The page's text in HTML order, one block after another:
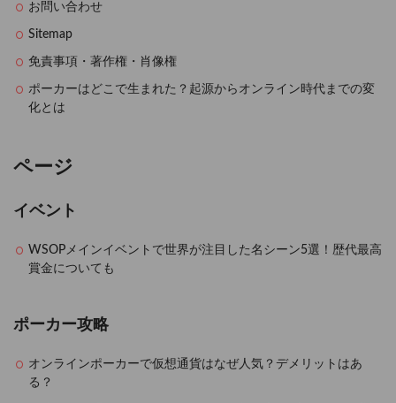
お問い合わせ
Sitemap
免責事項・著作権・肖像権
ポーカーはどこで生まれた？起源からオンライン時代までの変
化とは
ページ
イベント
WSOPメインイベントで世界が注目した名シーン5選！歴代最高
賞金についても
ポーカー攻略
オンラインポーカーで仮想通貨はなぜ人気？デメリットはあ
る？